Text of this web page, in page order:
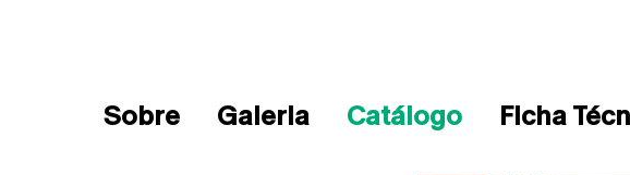
Sobre Galeria Catálogo Ficha